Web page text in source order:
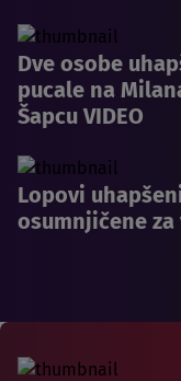
Dve osobe
pucale na
Šapcu VIDEO
Lopovi
osumnjičene za